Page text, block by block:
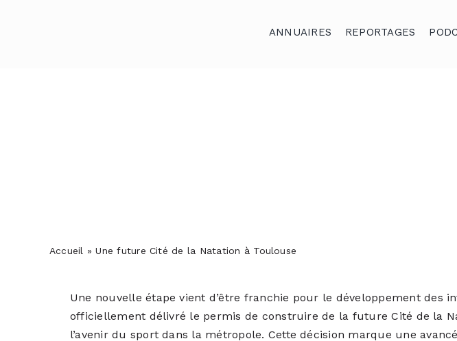
ANNUAIRES REPORTAGES
Accueil »Une future Cité de la Natation à Toulouse
Une nouvelle étape vient d’être franchie pour le développement des
officiellement délivré le permis de construire de la future Cité de la
l’avenir du sport dans la métropole. Cette décision marque une
Contact